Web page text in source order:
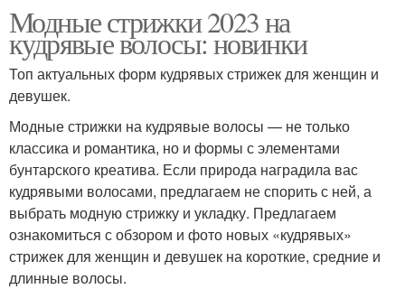
Модные стрижки 2023 на
кудрявые волосы: новинки
Топ актуальных форм кудрявых стрижек для женщин и
девушек.
Модные стрижки на кудрявые волосы — не только
классика и романтика, но и формы с элементами
бунтарского креатива. Если природа наградила вас
кудрявыми волосами, предлагаем не спорить с ней, а
выбрать модную стрижку и укладку.⁣⁣ Предлагаем
ознакомиться с обзором и фото новых «кудрявых»
стрижек для женщин и девушек на короткие, средние и
длинные волосы.